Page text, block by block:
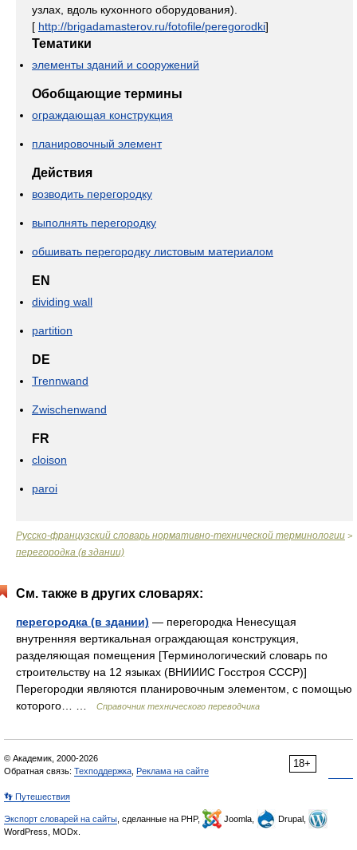
узлах, вдоль кухонного оборудования).
[ http://brigadamasterov.ru/fotofile/peregorodki]
Тематики
элементы зданий и сооружений
Обобщающие термины
ограждающая конструкция
планировочный элемент
Действия
возводить перегородку
выполнять перегородку
обшивать перегородку листовым материалом
EN
dividing wall
partition
DE
Trennwand
Zwischenwand
FR
cloison
paroi
Русско-французский словарь нормативно-технической терминологии >
перегородка (в здании)
См. также в других словарях:
перегородка (в здании) — перегородка Ненесущая
внутренняя вертикальная ограждающая конструкция,
разделяющая помещения [Терминологический словарь по
строительству на 12 языках (ВНИИИС Госстроя СССР)]
Перегородки являются планировочным элементом, с помощью
которого… …
Справочник технического переводчика
18+
© Академик, 2000-2026
Обратная связь: Техподдержка Реклама на сайте
👣 Путешествия
Экспорт словарей на сайты , сделанные на PHP, Joomla,
Drupal,
WordPress, MODx.